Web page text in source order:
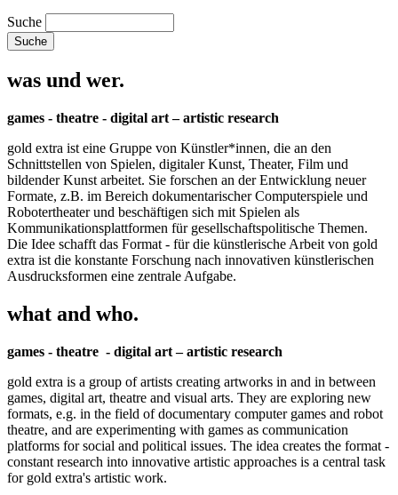
Suche
was und wer.
games - theatre - digital art – artistic research
gold extra ist eine Gruppe von Künstler*innen, die an den
Schnittstellen von Spielen, digitaler Kunst, Theater, Film und
bildender Kunst arbeitet. Sie forschen an der Entwicklung neuer
Formate, z.B. im Bereich dokumentarischer Computerspiele und
Robotertheater und beschäftigen sich mit Spielen als
Kommunikationsplattformen für gesellschaftspolitische Themen.
Die Idee schafft das Format - für die künstlerische Arbeit von gold
extra ist die konstante Forschung nach innovativen künstlerischen
Ausdrucksformen eine zentrale Aufgabe.
what and who.
games - theatre - digital art – artistic research
gold extra is a group of artists creating artworks in and in between
games, digital art, theatre and visual arts. They are exploring new
formats, e.g. in the field of documentary computer games and robot
theatre, and are experimenting with games as communication
platforms for social and political issues. The idea creates the format -
constant research into innovative artistic approaches is a central task
for gold extra's artistic work.